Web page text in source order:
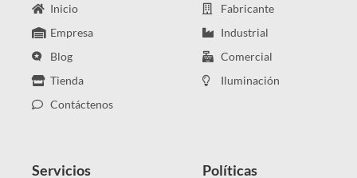
Inicio
Empresa
Blog
Tienda
Contáctenos
Fabricante
Industrial
Comercial
Iluminación
Servicios Políticas